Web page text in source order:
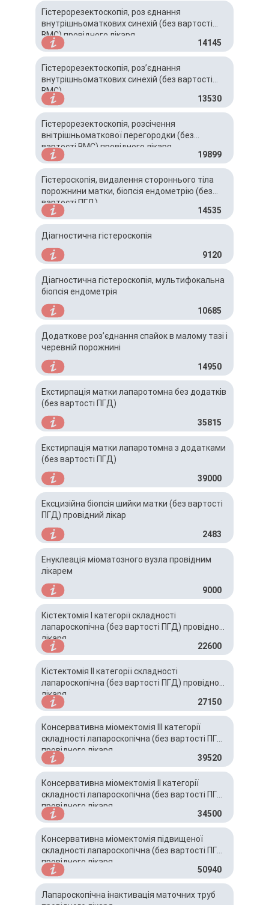
Гістерорезектоскопія, роз єднання
внутрішньоматкових синехій (без вартості
ВМС) провідного лікаря
14145
Гістерорезектоскопія, роз’єднання
внутрішньоматкових синехій (без вартості
ВМС)
13530
Гістерорезектоскопія, розсічення
внітрішньоматкової перегородки (без
вартості ВМС) провідного лікаря
19899
Гістероскопія, видалення стороннього тіла
порожнини матки, біопсія ендометрію (без
вартості ПГД)
14535
Діагностична гістероскопія
9120
Діагностична гістероскопія, мультифокальна
біопсія ендометрія
10685
Додаткове роз’єднання спайок в малому тазі і
черевній порожнині
14950
Екстирпація матки лапаротомна без додатків
(без вартості ПГД)
35815
Екстирпація матки лапаротомна з додатками
(без вартості ПГД)
39000
Ексцизійна біопсія шийки матки (без вартості
ПГД) провідний лікар
2483
Енуклеація міоматозного вузла провідним
лікарем
9000
Кістектомія І категорії складності
лапароскопічна (без вартості ПГД) провідного
лікаря
22600
Кістектомія ІІ категорії складності
лапароскопічна (без вартості ПГД) провідного
лікаря
27150
Консервативна міомектомія ІII категорії
складності лапароскопічна (без вартості ПГД)
провідного лікаря
39520
Консервативна міомектомія ІІ категорії
складності лапароскопічна (без вартості ПГД)
провідного лікаря
34500
Консервативна міомектомія підвищеної
складності лапароскопічна (без вартості ПГД)
провідного лікаря
50940
Лапароскопічна інактивація маточних труб